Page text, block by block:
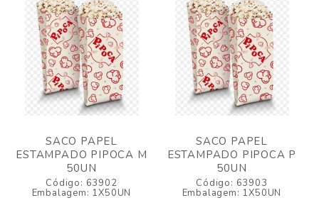
SACO PAPEL
ESTAMPADO PIPOCA M
50UN
Código: 63902
Embalagem: 1X50UN
SACO PAPEL
ESTAMPADO PIPOCA P
50UN
Código: 63903
Embalagem: 1X50UN